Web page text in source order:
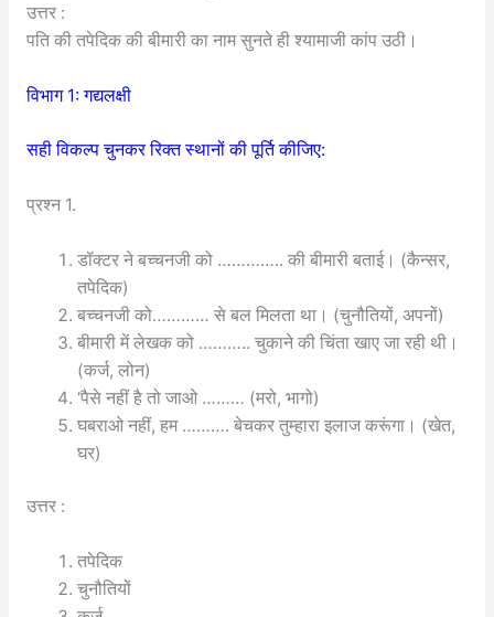
उत्तर :
पति की तपेदिक की बीमारी का नाम सुनते ही श्यामाजी कांप उठी।
विभाग 1: गद्यलक्षी
सही विकल्प चुनकर रिक्त स्थानों की पूर्ति कीजिए:
प्रश्न 1.
डॉक्टर ने बच्चनजी को ………….. की बीमारी बताई। (कैन्सर,
तपेदिक)
बच्चनजी को………… से बल मिलता था। (चुनौतियों, अपनों)
बीमारी में लेखक को ……….. चुकाने की चिंता खाए जा रही थी।
(कर्ज, लोन)
‘पैसे नहीं है तो जाओ ……… (मरो, भागो)
घबराओ नहीं, हम ………. बेचकर तुम्हारा इलाज करूंगा। (खेत,
घर)
उत्तर :
तपेदिक
चुनौतियों